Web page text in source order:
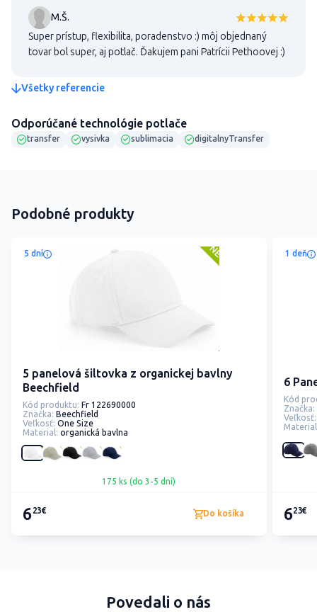
M.Š.
Super prístup, flexibilita, poradenstvo :) môj objednaný
tovar bol super, aj potlač. Ďakujem pani Patrícii Pethoovej :)
Všetky referencie
Odporúčané technológie potlače
transfer vysivka sublimacia digitalnyTransfer
Podobné produkty
5 dní
5 panelová šiltovka z organickej bavlny
Beechfield
Kód produktu: Fr 122690000
Značka: Beechfield
Veľkosť: One Size
Material: organická bavlna
175 ks (do 3-5 dní)
623€ Do košíka
1 deň
6
Kód
Značka:
Veľkosť:
623€
Povedali o nás